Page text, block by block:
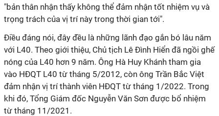
"bản thân nhận thấy không thể đảm nhận tốt nhiệm vụ và
trọng trách của vị trí này trong thời gian tới".
Điều đáng nói, đây đều là những lãnh đạo gắn bó lâu năm
với L40. Theo giới thiệu, Chủ tịch Lê Đình Hiển đã ngồi ghế
nóng của L40 hơn 9 năm. Ông Hà Huy Khánh tham gia
vào HĐQT L40 từ tháng 5/2012, còn ông Trần Bắc Việt
đảm nhận vị trí thành viên HĐQT từ tháng 1/2022. Trong
khi đó, Tổng Giám đốc Nguyễn Văn Sơn được bổ nhiệm
từ tháng 11/2021.